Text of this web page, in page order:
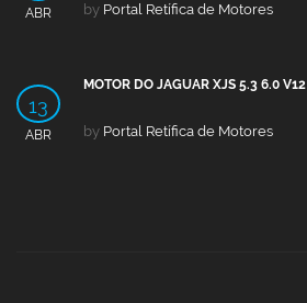
ABR by Portal Retífica de Motores
13
ABR
MOTOR DO JAGUAR XJS 5.3 6.0 V12
by Portal Retífica de Motores